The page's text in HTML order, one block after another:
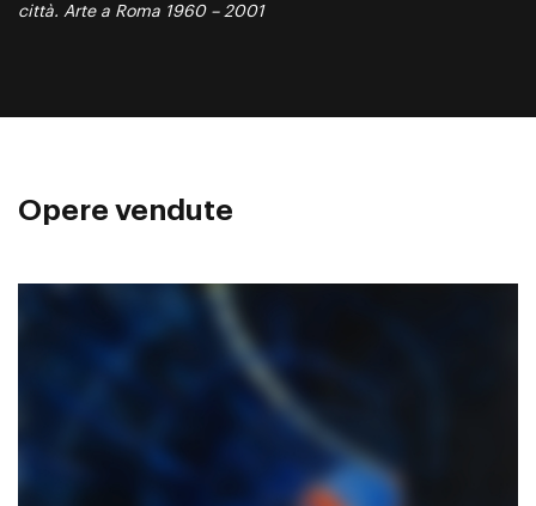
città. Arte a Roma 1960 – 2001
Opere vendute